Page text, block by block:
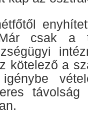
csak a
kötelező a
távolság